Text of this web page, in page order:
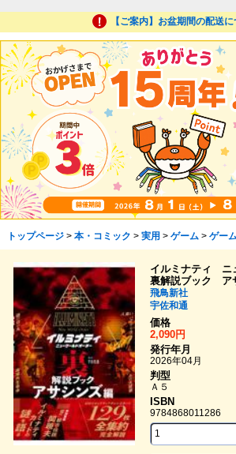
【ご案内】お盆期間の配送
トップページ> 本・コミック > 実用 > ゲーム > ゲー
イルミナティ ニ
裏解説ブック ア
飛鳥新社
宇佐和通
価格
2,090円
発行年月
2026年04月
判型
Ａ５
ISBN
9784868011286